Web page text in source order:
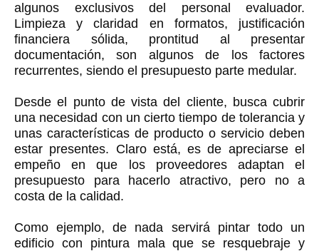
algunos exclusivos del personal evaluador.
Limpieza y claridad en formatos, justificación
financiera sólida, prontitud al presentar
documentación, son algunos de los factores
recurrentes, siendo el presupuesto parte medular.
Desde el punto de vista del cliente, busca cubrir
una necesidad con un cierto tiempo de tolerancia y
unas características de producto o servicio deben
estar presentes. Claro está, es de apreciarse el
empeño en que los proveedores adaptan el
presupuesto para hacerlo atractivo, pero no a
costa de la calidad.
Como ejemplo, de nada servirá pintar todo un
edificio con pintura mala que se resquebraje y